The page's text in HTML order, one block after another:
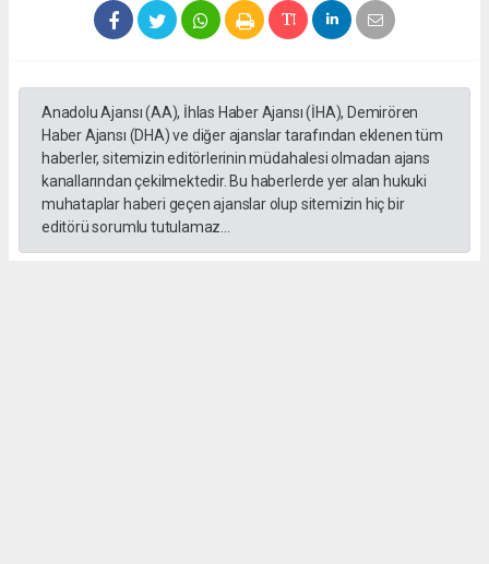
Anadolu Ajansı (AA), İhlas Haber Ajansı (İHA), Demirören
Haber Ajansı (DHA) ve diğer ajanslar tarafından eklenen tüm
haberler, sitemizin editörlerinin müdahalesi olmadan ajans
kanallarından çekilmektedir. Bu haberlerde yer alan hukuki
muhataplar haberi geçen ajanslar olup sitemizin hiç bir
editörü sorumlu tutulamaz...